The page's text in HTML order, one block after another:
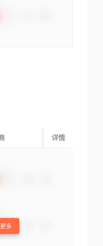
起运国/地区
详情
多